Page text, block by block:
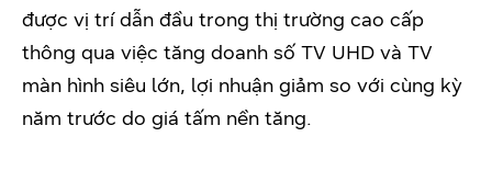
được vị trí dẫn đầu trong thị trường cao cấp
thông qua việc tăng doanh số TV UHD và TV
màn hình siêu lớn, lợi nhuận giảm so với cùng kỳ
năm trước do giá tấm nền tăng.